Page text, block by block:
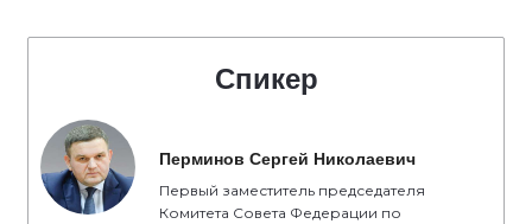
Спикер
Перминов Сергей Николаевич
Первый заместитель председателя
Комитета Совета Федерации по